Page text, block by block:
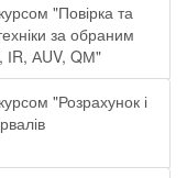
"Повірка та
за обраним
АUV, QМ"
"Розрахунок і